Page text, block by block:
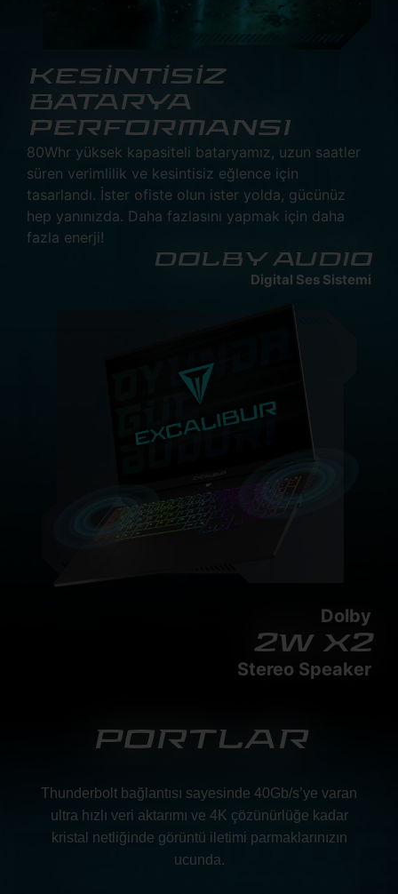
KESİNTİSİZ
BATARYA
PERFORMANSI
80Whr yüksek kapasiteli bataryamız, uzun saatler
süren verimlilik ve kesintisiz eğlence için
tasarlandı. İster ofiste olun ister yolda, gücünüz
hep yanınızda. Daha fazlasını yapmak için daha
fazla enerji!
DOLBY AUDIO
Digital Ses Sistemi
Dolby
2w x2
Stereo Speaker
PORTLAR
Thunderbolt bağlantısı sayesinde 40Gb/s’ye varan
ultra hızlı veri aktarımı ve 4K çözünürlüğe kadar
kristal netliğinde görüntü iletimi parmaklarınızın
ucunda.